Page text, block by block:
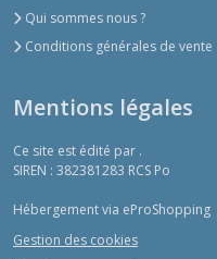
Qui sommes nous ?
Conditions générales de vente
Mentions légales
Ce site est édité par .
SIREN : 382381283 RCS Po
Hébergement via eProShopping
Gestion des cookies